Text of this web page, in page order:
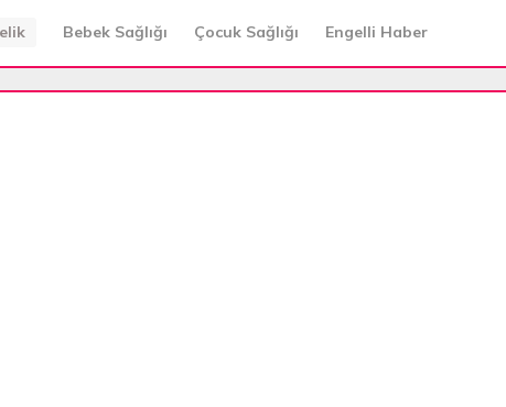
Bebek Sağlığı Çocuk Sağlığı Engelli Haber